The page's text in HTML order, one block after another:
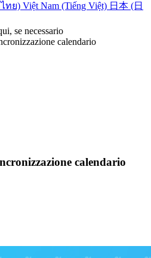
ทย) Việt Nam (Tiếng Việt) 日本 (日
se necessario
calendario
calendario